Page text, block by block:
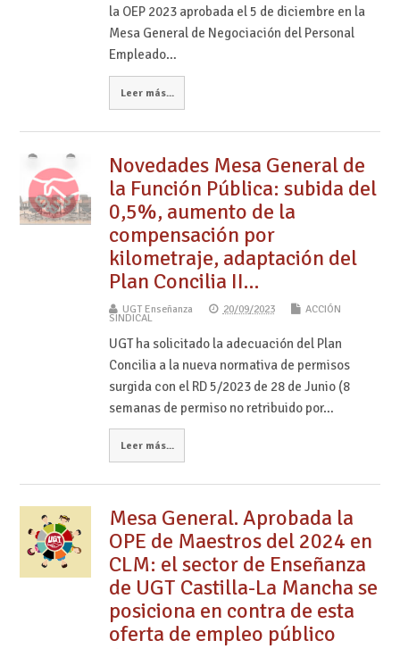
la OEP 2023 aprobada el 5 de diciembre en la
Mesa General de Negociación del Personal
Empleado…
Leer más...
Novedades Mesa General de
la Función Pública: subida del
0,5%, aumento de la
compensación por
kilometraje, adaptación del
Plan Concilia II…
UGT Enseñanza 20/09/2023 ACCIÓN
SINDICAL
UGT ha solicitado la adecuación del Plan
Concilia a la nueva normativa de permisos
surgida con el RD 5/2023 de 28 de Junio (8
semanas de permiso no retribuido por…
Leer más...
Mesa General. Aprobada la
OPE de Maestros del 2024 en
CLM: el sector de Enseñanza
de UGT Castilla-La Mancha se
posiciona en contra de esta
oferta de empleo público